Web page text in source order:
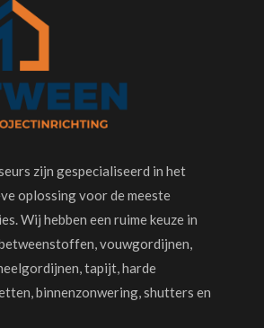
zijn gespecialiseerd in het
oplossing voor de meeste
Wij hebben een ruime keuze in
vouwgordijnen,
tapijt, harde
binnenzonwering, shutters en